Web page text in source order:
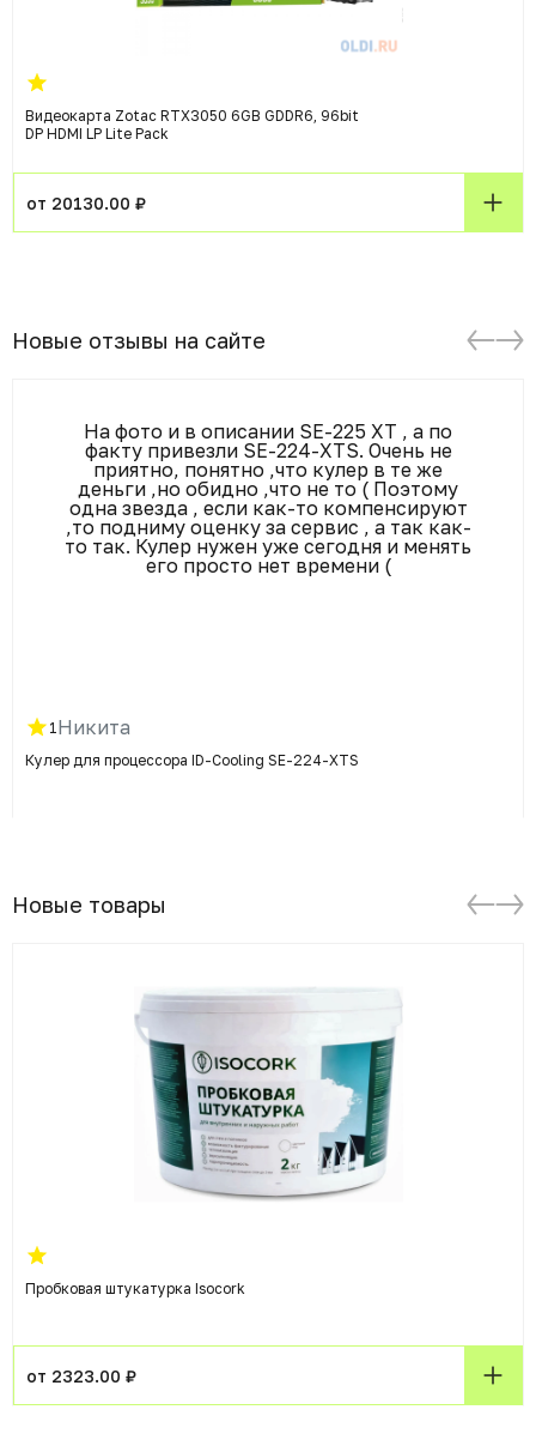
Видеокарта Zotac RTX3050 6GB GDDR6, 96bit
DP HDMI LP Lite Pack
от 20130.00 ₽
Новые отзывы на сайте
На фото и в описании SE-225 XT , а по
факту привезли SE-224-XTS. Очень не
приятно, понятно ,что кулер в те же
деньги ,но обидно ,что не то ( Поэтому
одна звезда , если как-то компенсируют
,то подниму оценку за сервис , а так как-
то так. Кулер нужен уже сегодня и менять
его просто нет времени (
1 Никита
Кулер для процессора ID-Cooling SE-224-XTS
Новые товары
Пробковая штукатурка Isocork
от 2323.00 ₽